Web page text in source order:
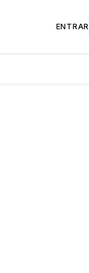
ENTRAR